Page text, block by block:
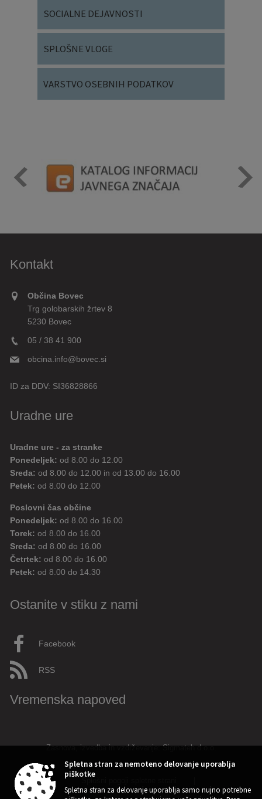
SOCIALNE DEJAVNOSTI
SPLOŠNE VLOGE
VARSTVO OSEBNIH PODATKOV
Kontakt
Občina Bovec
Trg golobarskih žrtev 8
5230 Bovec
05 / 38 41 900
obcina.info@bovec.si
ID za DDV: SI36828866
Uradne ure
Uradne ure - za stranke
Ponedeljek: od 8.00 do 12.00
Sreda: od 8.00 do 12.00 in od 13.00 do 16.00
Petek: od 8.00 do 12.00
Poslovni čas občine
Ponedeljek: od 8.00 do 16.00
Torek: od 8.00 do 16.00
Sreda: od 8.00 do 16.00
Četrtek: od 8.00 do 16.00
Petek: od 8.00 do 14.30
Ostanite v stiku z nami
Facebook
RSS
Vremenska napoved
Spletna stran za nemoteno delovanje uporablja
piškotke
Spletna stran za delovanje uporablja samo nujno potrebne